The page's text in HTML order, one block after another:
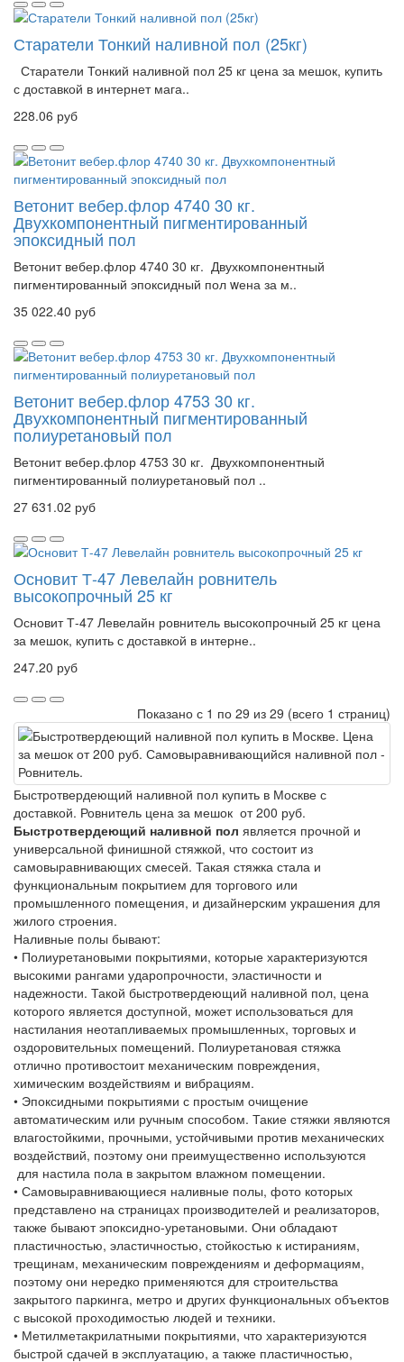
Старатели Тонкий наливной пол (25кг)
Старатели Тонкий наливной пол 25 кг цена за мешок, купить
с доставкой в интернет мага..
228.06 руб
Ветонит вебер.флор 4740 30 кг.
Двухкомпонентный пигментированный
эпоксидный пол
Ветонит вебер.флор 4740 30 кг. Двухкомпонентный
пигментированный эпоксидный пол wена за м..
35 022.40 руб
Ветонит вебер.флор 4753 30 кг.
Двухкомпонентный пигментированный
полиуретановый пол
Ветонит вебер.флор 4753 30 кг. Двухкомпонентный
пигментированный полиуретановый пол ..
27 631.02 руб
Основит Т-47 Левелайн ровнитель
высокопрочный 25 кг
Основит Т-47 Левелайн ровнитель высокопрочный 25 кг цена
за мешок, купить с доставкой в интерне..
247.20 руб
Показано с 1 по 29 из 29 (всего 1 страниц)
Быстротвердеющий наливной пол купить в Москве с
доставкой. Ровнитель цена за мешок от 200 руб.
Быстротвердеющий наливной пол является прочной и
универсальной финишной стяжкой, что состоит из
самовыравнивающих смесей. Такая стяжка стала и
функциональным покрытием для торгового или
промышленного помещения, и дизайнерским украшения для
жилого строения.
Наливные полы бывают:
• Полиуретановыми покрытиями, которые характеризуются
высокими рангами ударопрочности, эластичности и
надежности. Такой быстротвердеющий наливной пол, цена
которого является доступной, может использоваться для
настилания неотапливаемых промышленных, торговых и
оздоровительных помещений. Полиуретановая стяжка
отлично противостоит механическим повреждения,
химическим воздействиям и вибрациям.
• Эпоксидными покрытиями с простым очищение
автоматическим или ручным способом. Такие стяжки являются
влагостойкими, прочными, устойчивыми против механических
воздействий, поэтому они преимущественно используются
для настила пола в закрытом влажном помещении.
• Самовыравнивающиеся наливные полы, фото которых
представлено на страницах производителей и реализаторов,
также бывают эпоксидно-уретановыми. Они обладают
пластичностью, эластичностью, стойкостью к истираниям,
трещинам, механическим повреждениям и деформациям,
поэтому они нередко применяются для строительства
закрытого паркинга, метро и других функциональных объектов
с высокой проходимостью людей и техники.
• Метилметакрилатными покрытиями, что характеризуются
быстрой сдачей в эксплуатацию, а также пластичностью,